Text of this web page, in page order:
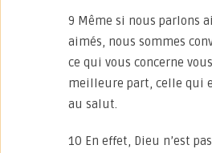
9 Même si nous parlons
aimés, nous sommes
ce qui vous concerne
meilleure part, celle qui
au salut.
10 En effet, Dieu n’est